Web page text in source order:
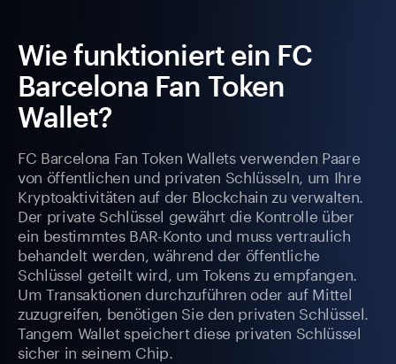
Wie funktioniert ein FC
Barcelona Fan Token
Wallet?
FC Barcelona Fan Token Wallets verwenden Paare
von öffentlichen und privaten Schlüsseln, um Ihre
Kryptoaktivitäten auf der Blockchain zu verwalten.
Der private Schlüssel gewährt die Kontrolle über
ein bestimmtes BAR-Konto und muss vertraulich
behandelt werden, während der öffentliche
Schlüssel geteilt wird, um Tokens zu empfangen.
Um Transaktionen durchzuführen oder auf Mittel
zuzugreifen, benötigen Sie den privaten Schlüssel.
Tangem Wallet speichert diese privaten Schlüssel
sicher in seinem Chip.